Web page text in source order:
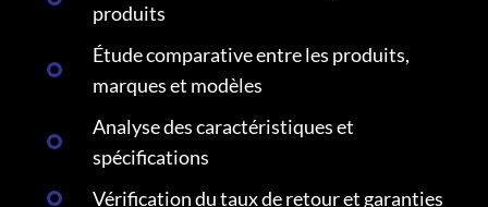
produits
Étude comparative entre les produits,
marques et modèles
Analyse des caractéristiques et
spécifications
Vérification du taux de retour et garanties